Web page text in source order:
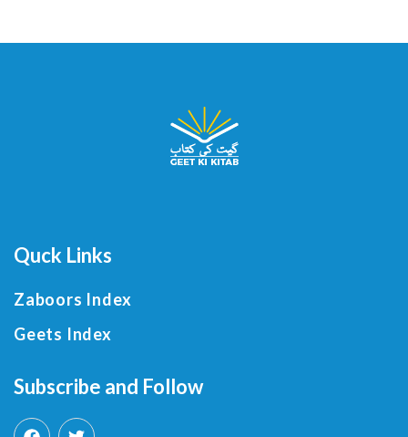
Quck Links
Zaboors Index
Geets Index
Subscribe and Follow